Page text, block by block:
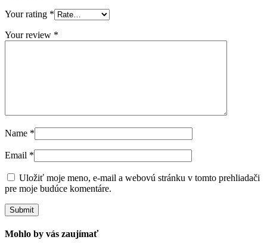
Your rating *
Your review *
Name *
Email *
Uložiť moje meno, e-mail a webovú stránku v tomto prehliadači
pre moje budúce komentáre.
Mohlo by vás zaujímať